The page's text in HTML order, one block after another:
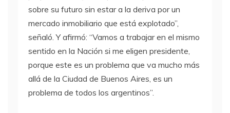
sobre su futuro sin estar a la deriva por un
mercado inmobiliario que está explotado”,
señaló. Y afirmó: “Vamos a trabajar en el mismo
sentido en la Nación si me eligen presidente,
porque este es un problema que va mucho más
allá de la Ciudad de Buenos Aires, es un
problema de todos los argentinos”.